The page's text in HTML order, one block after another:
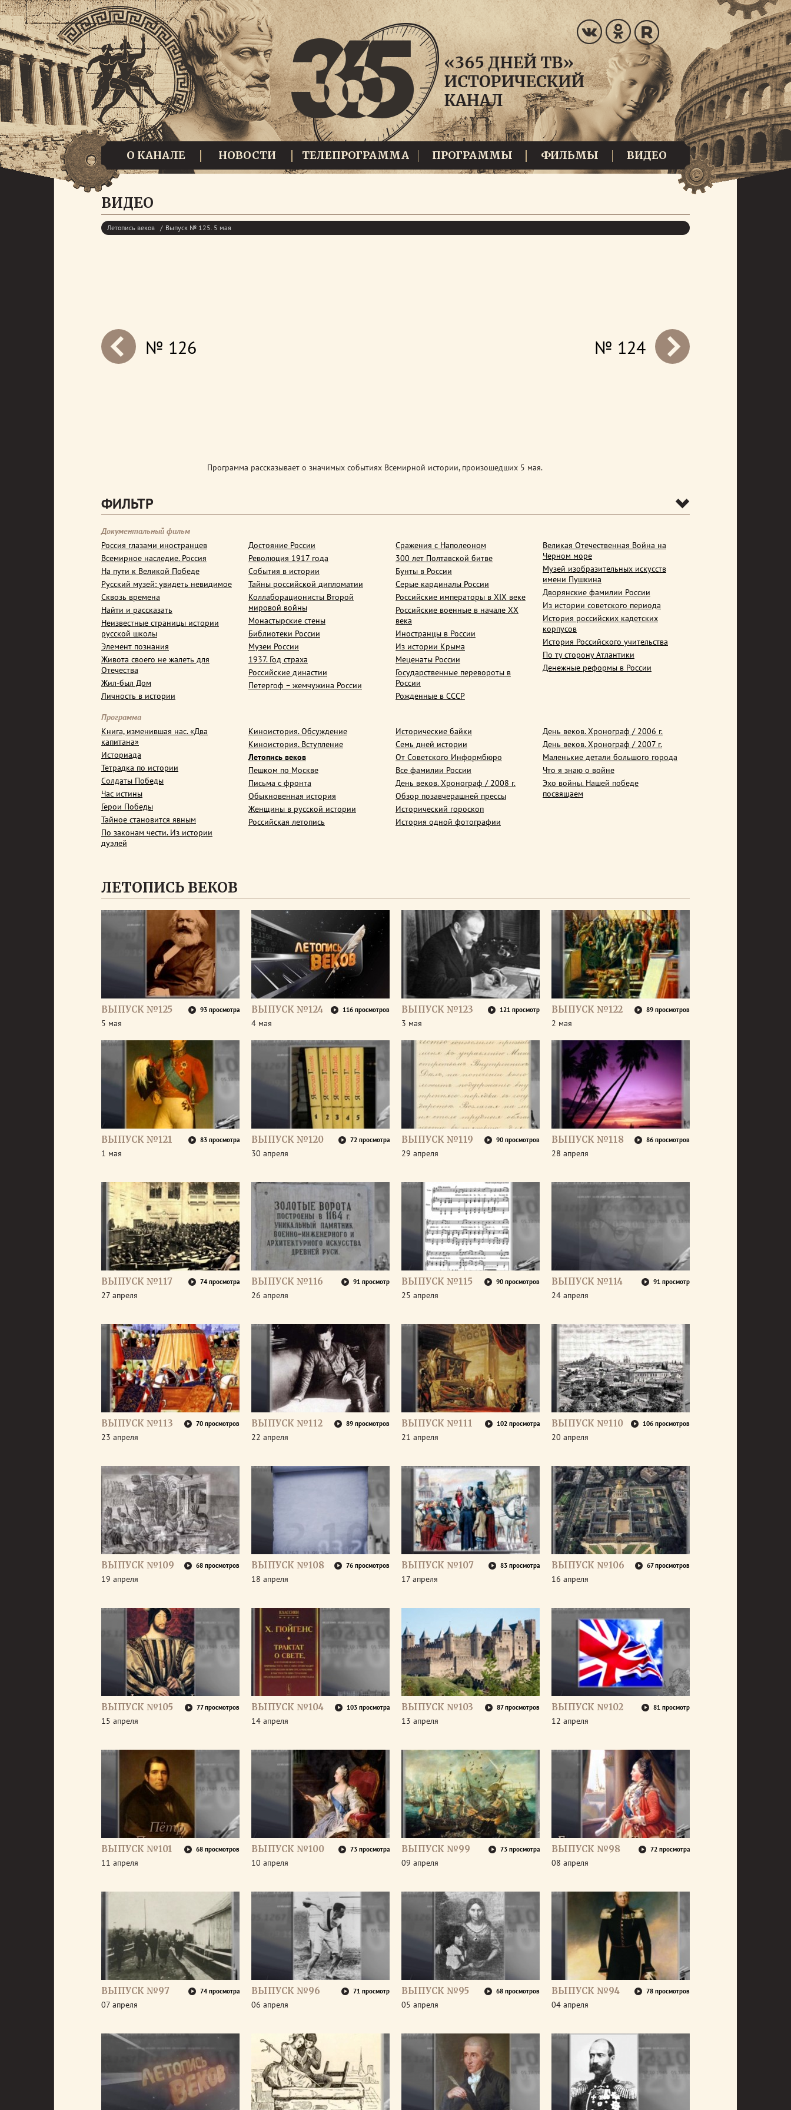
О КАНАЛЕ НОВОСТИ ТЕЛЕПРОГРАММА ПРОГРАММЫ ФИЛЬМЫ ВИДЕО
ВИДЕО
Летопись веков Выпуск № 125. 5 мая
prev
next № 124
№ 126
Программа рассказывает о значимых событиях Всемирной истории, произошедших 5 мая.
ФИЛЬТР
Документальный фильм
Россия глазами иностранцев
Всемирное наследие. Россия
На пути к Великой Победе
Русский музей: увидеть невидимое
Сквозь времена
Найти и рассказать
Неизвестные страницы истории
русской школы
Элемент познания
Живота своего не жалеть для
Отечества
Жил-был Дом
Личность в истории
Достояние России
Революция 1917 года
События в истории
Тайны российской дипломатии
Коллаборационисты Второй
мировой войны
Монастырские стены
Библиотеки России
Музеи России
1937. Год страха
Российские династии
Петергоф – жемчужина России
Сражения с Наполеоном
300 лет Полтавской битве
Бунты в России
Серые кардиналы России
Российские императоры в XIX веке
Российские военные в начале ХХ
века
Иностранцы в России
Из истории Крыма
Меценаты России
Государственные перевороты в
России
Рожденные в СССР
Великая Отечественная Война на
Черном море
Музей изобразительных искусств
имени Пушкина
Дворянские фамилии России
Из истории советского периода
История российских кадетских
корпусов
История Российского учительства
По ту сторону Атлантики
Денежные реформы в России
Программа
Книга, изменившая нас. «Два
капитана»
Историада
Тетрадка по истории
Солдаты Победы
Час истины
Герои Победы
Тайное становится явным
По законам чести. Из истории
дуэлей
Киноистория. Обсуждение
Киноистория. Вступление
Летопись веков
Пешком по Москве
Письма с фронта
Обыкновенная история
Женщины в русской истории
Российская летопись
Исторические байки
Семь дней истории
От Советского Информбюро
Все фамилии России
День веков. Хронограф / 2008 г.
Обзор позавчерашней прессы
Исторический гороскоп
История одной фотографии
День веков. Хронограф / 2006 г.
День веков. Хронограф / 2007 г.
Маленькие детали большого города
Что я знаю о войне
Эхо войны. Нашей победе
посвящаем
ЛЕТОПИСЬ ВЕКОВ
ВЫПУСК №125 93 просмотра
5 мая
ВЫПУСК №124 116 просмотров
4 мая
ВЫПУСК №123 121 просмотр
3 мая
ВЫПУСК №122 89 просмотров
2 мая
ВЫПУСК №121 83 просмотра
1 мая
ВЫПУСК №120 72 просмотра
30 апреля
ВЫПУСК №119 90 просмотров
29 апреля
ВЫПУСК №118 86 просмотров
28 апреля
ВЫПУСК №117 74 просмотра
27 апреля
ВЫПУСК №116 91 просмотр
26 апреля
ВЫПУСК №115 90 просмотров
25 апреля
ВЫПУСК №114 91 просмотр
24 апреля
ВЫПУСК №113 70 просмотров
23 апреля
ВЫПУСК №112 89 просмотров
22 апреля
ВЫПУСК №111 102 просмотра
21 апреля
ВЫПУСК №110 106 просмотров
20 апреля
ВЫПУСК №109 68 просмотров
19 апреля
ВЫПУСК №108 76 просмотров
18 апреля
ВЫПУСК №107 83 просмотра
17 апреля
ВЫПУСК №106 67 просмотров
16 апреля
ВЫПУСК №105 77 просмотров
15 апреля
ВЫПУСК №104 103 просмотра
14 апреля
ВЫПУСК №103 87 просмотров
13 апреля
ВЫПУСК №102 81 просмотр
12 апреля
ВЫПУСК №101 68 просмотров
11 апреля
ВЫПУСК №100 73 просмотра
10 апреля
ВЫПУСК №99 73 просмотра
09 апреля
ВЫПУСК №98 72 просмотра
08 апреля
ВЫПУСК №97 74 просмотра
07 апреля
ВЫПУСК №96 71 просмотр
06 апреля
ВЫПУСК №95 68 просмотров
05 апреля
ВЫПУСК №94 78 просмотров
04 апреля